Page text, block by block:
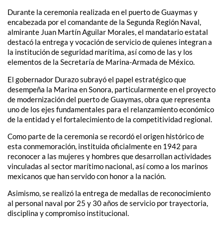
Durante la ceremonia realizada en el puerto de Guaymas y
encabezada por el comandante de la Segunda Región Naval,
almirante Juan Martín Aguilar Morales, el mandatario estatal
destacó la entrega y vocación de servicio de quienes integran a
la institución de seguridad marítima, así como de las y los
elementos de la Secretaría de Marina-Armada de México.
El gobernador Durazo subrayó el papel estratégico que
desempeña la Marina en Sonora, particularmente en el proyecto
de modernización del puerto de Guaymas, obra que representa
uno de los ejes fundamentales para el relanzamiento económico
de la entidad y el fortalecimiento de la competitividad regional.
Como parte de la ceremonia se recordó el origen histórico de
esta conmemoración, instituida oficialmente en 1942 para
reconocer a las mujeres y hombres que desarrollan actividades
vinculadas al sector marítimo nacional, así como a los marinos
mexicanos que han servido con honor a la nación.
Asimismo, se realizó la entrega de medallas de reconocimiento
al personal naval por 25 y 30 años de servicio por trayectoria,
disciplina y compromiso institucional.